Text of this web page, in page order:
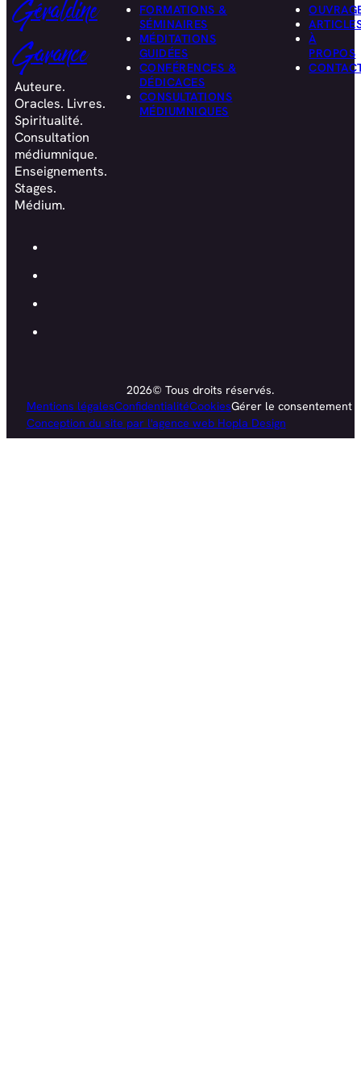
Géraldine
Garance
Auteure.
Oracles. Livres.
Spiritualité.
Consultation
médiumnique.
Enseignements.
Stages.
Médium.
FORMATIONS &
SÉMINAIRES
MÉDITATIONS
GUIDÉES
CONFÉRENCES &
DÉDICACES
CONSULTATIONS
MÉDIUMNIQUES
À
PROPOS
2026© Tous droits réservés.
Mentions légalesConfidentialitéCookiesGérer le consentement
Conception du site par l'agence web Hopla Design